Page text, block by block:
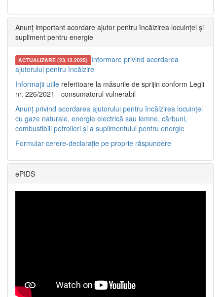
Anunț important acordare ajutor pentru încălzirea locuinței și
supliment pentru energie
ACTUALIZARE (23.12.2025) Informare privind acordarea
ajutorului pentru încălzire
Informații utile referitoare la măsurile de sprijin conform Legii
nr. 226/2021 - consumatorul vulnerabil
Anunț privind acordarea ajutorului pentru încălzirea locuinței
cu gaze naturale, energie electrică sau lemne, cărbuni,
combustibili petrolieri și a suplimentului pentru energie
Formular cerere-declarație pe proprie răspundere
ePIDS